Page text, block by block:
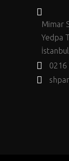
Mimar
Yedpa
İstanbul
0216